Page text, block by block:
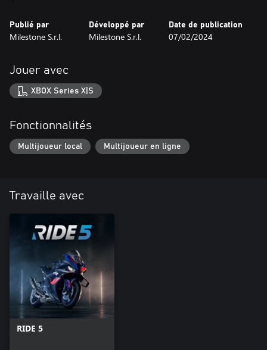
Publié par
Milestone S.r.l.
Développé par
Milestone S.r.l.
Date de publication
07/02/2024
Jouer avec
XBOX Series X|S
Fonctionnalités
Multijoueur local Multijoueur en ligne
Travaille avec
RIDE 5